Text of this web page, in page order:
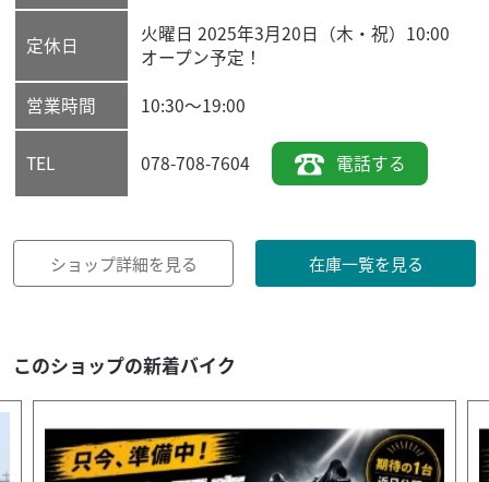
定休日
火曜日 2025年3月20日（木・祝）10:00
オープン予定！
営業時間
10:30～19:00
TEL 078-708-7604 電話する
ショップ詳細を見る 在庫一覧を見る
このショップの新着バイク